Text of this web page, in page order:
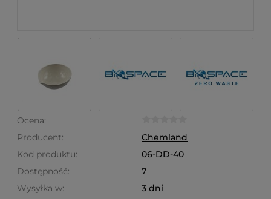
Ocena:
Producent:
Chemland
Kod produktu:
06-DD-40
Dostępność:
7
Wysyłka w:
3 dni